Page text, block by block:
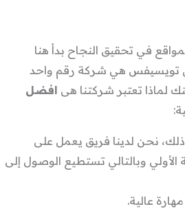
في تحقيق النجاح بدأ هنا
تويسيفس هي شركة رقم واحد
لماذا تعتبر شركتنا هى افضل
نحن لدينا فريق يعمل على
وبالتالي تستطيع الوصول إلى
عالية.